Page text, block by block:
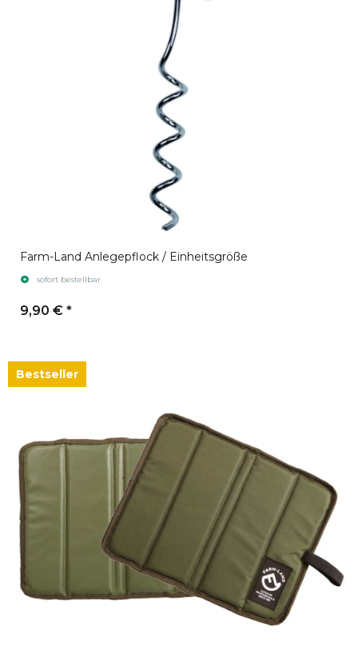
Farm-Land Anlegepflock / Einheitsgröße
sofort bestellbar
9,90 € *
Bestseller